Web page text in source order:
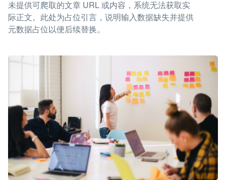
未提供可爬取的文章 URL 或内容，系统无法获取实
际正文。此处为占位引言，说明输入数据缺失并提供
元数据占位以便后续替换。